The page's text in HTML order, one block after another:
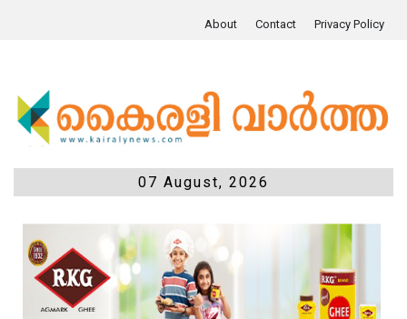
About Contact Privacy Policy
07 August, 2026